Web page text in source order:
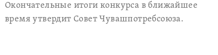
Окончательные итоги конкурса в ближайшее
время утвердит Совет Чувашпотребсоюза.